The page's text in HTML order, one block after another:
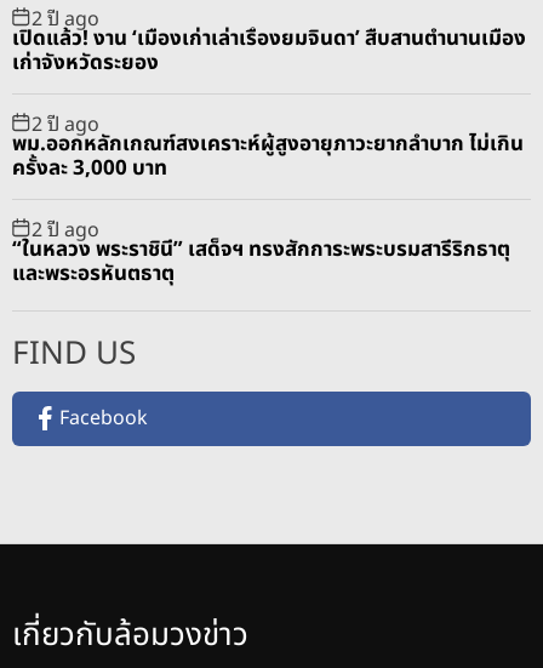
2 ปี ago
เปิดแล้ว! งาน ‘เมืองเก่าเล่าเรื่องยมจินดา’ สืบสานตำนานเมือง
เก่าจังหวัดระยอง
2 ปี ago
พม.ออกหลักเกณฑ์สงเคราะห์ผู้สูงอายุภาวะยากลำบาก ไม่เกิน
ครั้งละ 3,000 บาท
2 ปี ago
“ในหลวง พระราชินี” เสด็จฯ ทรงสักการะพระบรมสารีริกธาตุ
และพระอรหันตธาตุ
FIND US
Facebook
เกี่ยวกับล้อมวงข่าว